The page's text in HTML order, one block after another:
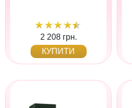
2 208 грн.
КУПИТИ